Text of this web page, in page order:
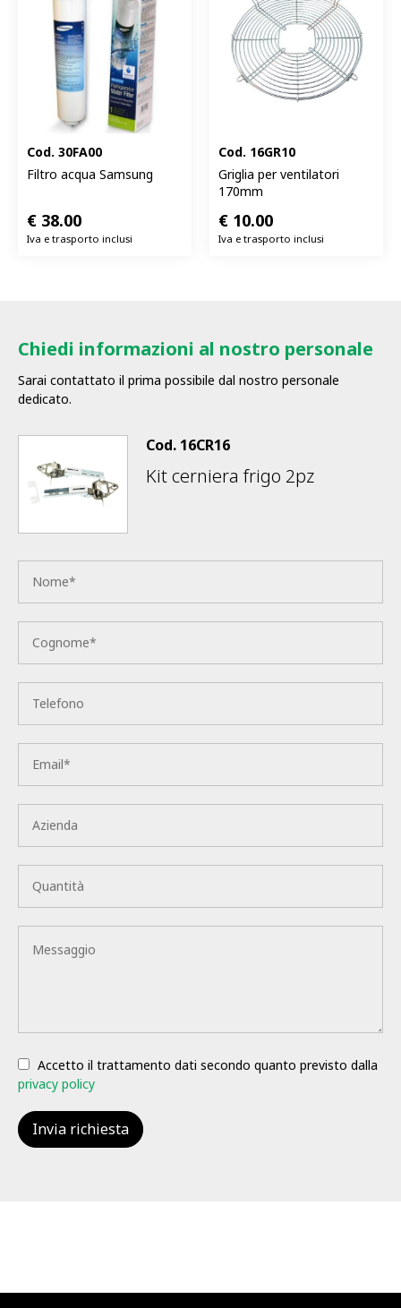
Cod. 30FA00
Filtro acqua Samsung
€ 38.00
Iva e trasporto inclusi
Cod. 16GR10
Griglia per ventilatori
170mm
€ 10.00
Iva e trasporto inclusi
Chiedi informazioni al nostro personale
Sarai contattato il prima possibile dal nostro personale
dedicato.
Cod. 16CR16
Kit cerniera frigo 2pz
Accetto il trattamento dati secondo quanto previsto dalla
privacy policy